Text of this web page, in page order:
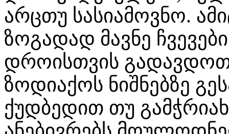
არცთუ სასიამოვნო.
ზოგადად მავნე
დროისთვის
ზოდიაქოს ნიშნებზე
ქუდბედით თუ